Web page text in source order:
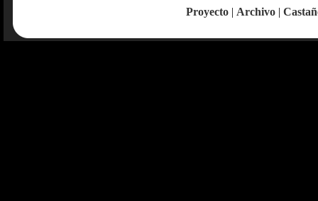
Proyecto | Archivo |